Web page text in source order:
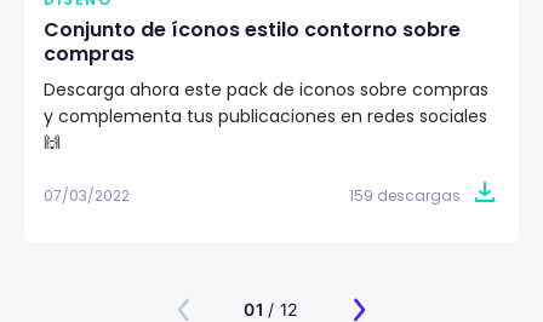
Conjunto de íconos estilo contorno sobre
compras
Descarga ahora este pack de iconos sobre compras
y complementa tus publicaciones en redes sociales
🙌
07/03/2022 159 descargas
01 / 12